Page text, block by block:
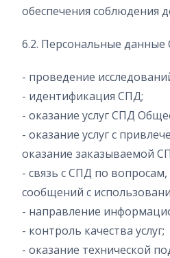
обеспечения соблюдения
6.2. Персональные
- проведение
- идентификация СПД;
- оказание услуг СПД
- оказание услуг с
оказание заказываемой
- связь с СПД по
сообщений с
- направление
- контроль качества услуг;
- оказание технической